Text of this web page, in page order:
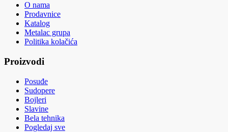
O nama
Prodavnice
Katalog
Metalac grupa
Politika kolačića
Proizvodi
Posuđe
Sudopere
Bojleri
Slavine
Bela tehnika
Pogledaj sve